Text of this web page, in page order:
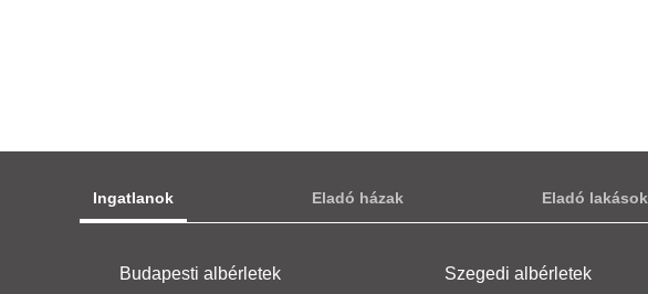
Ingatlanok Eladó házak Eladó lakások
Budapesti albérletek Szegedi albérletek